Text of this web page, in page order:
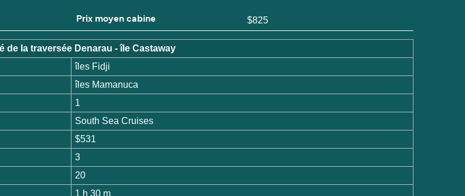
Prix moyen cabine $825
de la traversée Denarau - île Castaway
îles Fidji
îles Mamanuca
1
South Sea Cruises
$531
3
20
1 h 30 m